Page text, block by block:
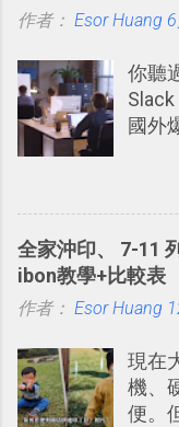
作者： Esor Huang
你聽
國外
理
有機
一段
點：
聊天
2. 「
組機
全家沖印、 7-11
ibon教學+比較表
作者： Esor Huang
現在
機、
便。